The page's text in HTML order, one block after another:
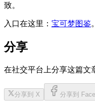
致。
入口在这里： 宝可梦图鉴。
分享
在社交平台上分享这篇文
分享到 X 分享到